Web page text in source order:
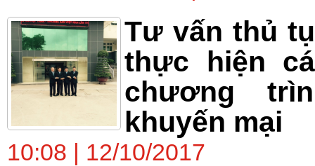
Tư vấn thủ
thực hiện
chương
khuyến mại
10:08 | 12/10/2017